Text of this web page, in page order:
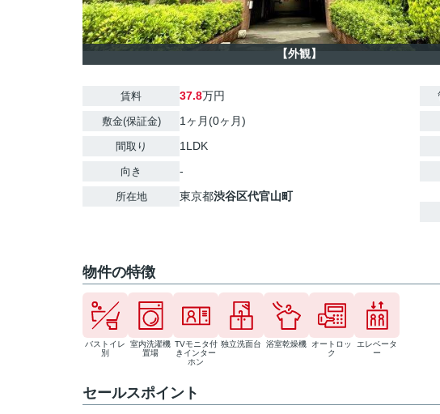
【外観】
賃料 37.8万円
敷金(保証金) 1ヶ月(0ヶ月)
間取り 1LDK
向き -
所在地 東京都渋谷区代官山町
物件の特徴
バストイレ
別
室内洗濯機
置場
TVモニタ付
きインター
ホン
独立洗面台 浴室乾燥機
オートロッ
ク
エレベータ
ー
セールスポイント